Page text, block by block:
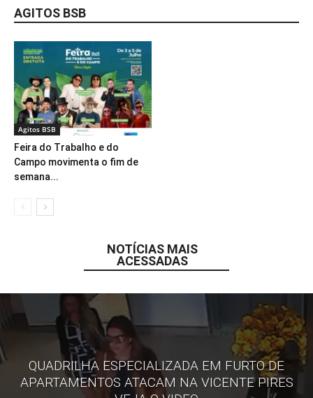
AGITOS BSB
Agitos BSB
Feira do Trabalho e do
Campo movimenta o fim de
semana...
NOTÍCIAS MAIS
ACESSADAS
QUADRILHA ESPECIALIZADA EM FURTO DE
APARTAMENTOS ATACAM NA VICENTE PIRES